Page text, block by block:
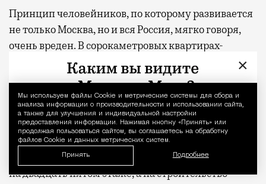
Принцип человейников, по которому развивается
не только Москва, но и вся Россия, мягко говоря,
очень вреден. В сорокаметровых квартирах-
студиях люди не размножаются и семьи не
создаются, а дети если рождаются, то в единичном
количестве. А если мы говорим о том, что нам
нужно как-то себя сохранить, не говоря о том,
чтобы приумножить, надо смотреть в сторону
одноэтажной России. Нужно помогать людям с
ипотекой не на покупку сорокаметровых квартир
на двадцать пятом этаже, а на строительство
Уведомление
Мы используем файлы Сookie и метрические системы для сбора и
анализа информации о производительности и использовании сайта,
а также для улучшения и индивидуальной настройки
предоставления информации. Нажимая кнопку «Принять» или
продолжая пользоваться сайтом, вы соглашаетесь на обработку
файлов Cookie и данных метрических систем.
Принять Подробнее
×